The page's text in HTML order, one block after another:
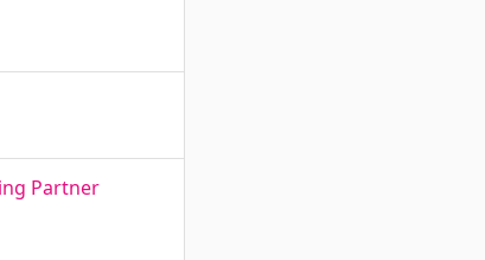
Partner